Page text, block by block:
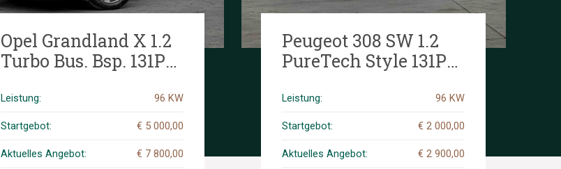
Opel Grandland X 1.2
Turbo Bus. Bsp. 131PS
520-DN
Leistung: 96 KW
Startgebot: € 5 000,00
Aktuelles Angebot: € 7 800,00
Peugeot 308 SW 1.2
PureTech Style 131PS
Leistung: 96 KW
Startgebot: € 2 000,00
Aktuelles Angebot: € 2 900,00